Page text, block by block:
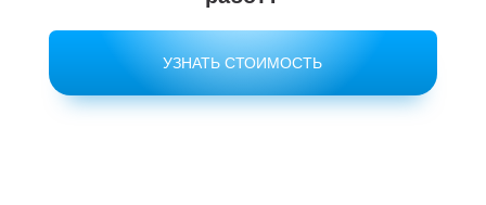
УЗНАТЬ СТОИМОСТЬ